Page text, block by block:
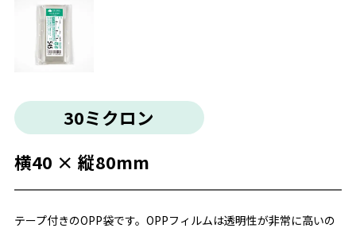
30ミクロン
横40 × 縦80mm
テープ付きのOPP袋です。OPPフィルムは透明性が非常に高いの